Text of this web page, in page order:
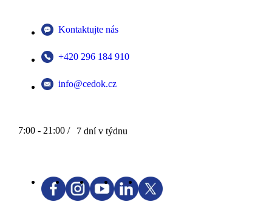
Kontaktujte nás
+420 296 184 910
info@cedok.cz
7:00 - 21:00 / 7 dní v týdnu